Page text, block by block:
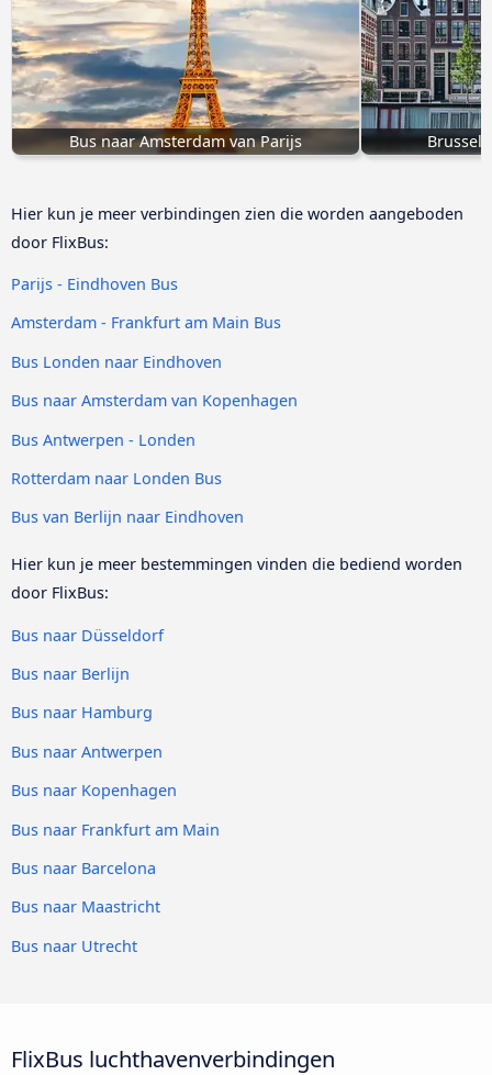
Bus naar Amsterdam van Parijs Brussel
Hier kun je meer verbindingen zien die worden aangeboden
door FlixBus:
Parijs - Eindhoven Bus
Amsterdam - Frankfurt am Main Bus
Bus Londen naar Eindhoven
Bus naar Amsterdam van Kopenhagen
Bus Antwerpen - Londen
Rotterdam naar Londen Bus
Bus van Berlijn naar Eindhoven
Hier kun je meer bestemmingen vinden die bediend worden
door FlixBus:
Bus naar Düsseldorf
Bus naar Berlijn
Bus naar Hamburg
Bus naar Antwerpen
Bus naar Kopenhagen
Bus naar Frankfurt am Main
Bus naar Barcelona
Bus naar Maastricht
Bus naar Utrecht
FlixBus luchthavenverbindingen